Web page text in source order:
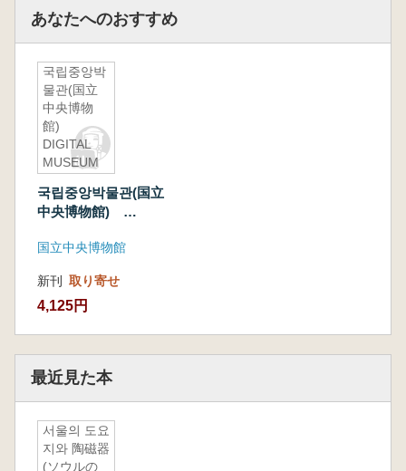
あなたへのおすすめ
국립중앙박
물관(国立
中央博物
館)
DIGITAL
MUSEUM
국립중앙박물관(国立
中央博物館)
2.0
国立中央博物館
新刊 取り寄せ
4,125円
最近見た本
서울의 도요
지와 陶磁器
(ソウルの